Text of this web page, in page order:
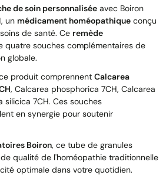
de soin personnalisée avec Boiron
un médicament homéopathique conçu
de santé. Ce remède
quatre souches complémentaires de
globale.
produit comprennent Calcarea
, Calcarea phosphorica 7CH, Calcarea
silicica 7CH. Ces souches
en synergie pour soutenir
Boiron, ce tube de granules
qualité de l'homéopathie traditionnelle
optimale dans votre quotidien.